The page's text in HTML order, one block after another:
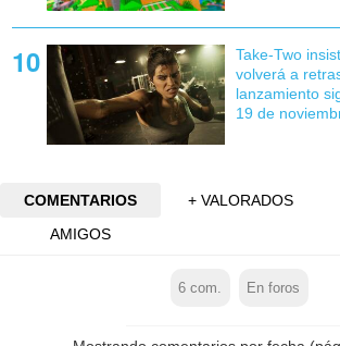
Take-Two
volverá a
lanzamiento
19 de
COMENTARIOS + VALORADOS
AMIGOS
6 com. En foros